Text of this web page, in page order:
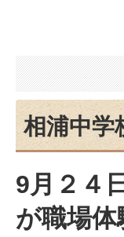
相浦中学
9月２４
が職場体